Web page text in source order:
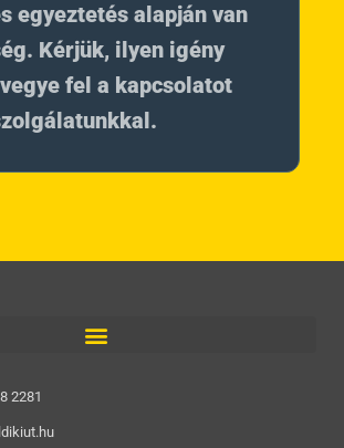
egyeztetés alapján van
Kérjük, ilyen igény
fel a kapcsolatot
2281